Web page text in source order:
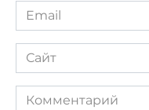
Email
*
Сайт
Комментарий